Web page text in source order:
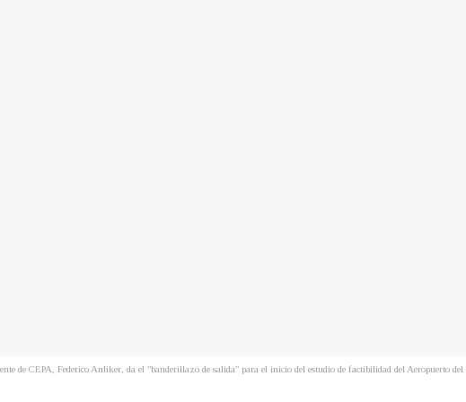
de CEPA, Federico Anliker, da el "banderillazo de salida" para el inicio del estudio de factibilidad del Aeropuerto